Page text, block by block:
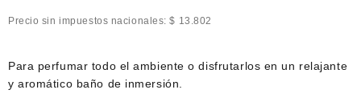
Precio sin impuestos nacionales:$ 13.802
Para perfumar todo el ambiente o disfrutarlos en un relajante
y aromático baño de inmersión.